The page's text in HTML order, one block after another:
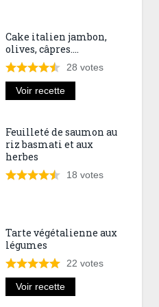
Cake italien jambon,
olives, câpres….
28 votes
Voir recette
Feuilleté de saumon au
riz basmati et aux
herbes
18 votes
Tarte végétalienne aux
légumes
22 votes
Voir recette